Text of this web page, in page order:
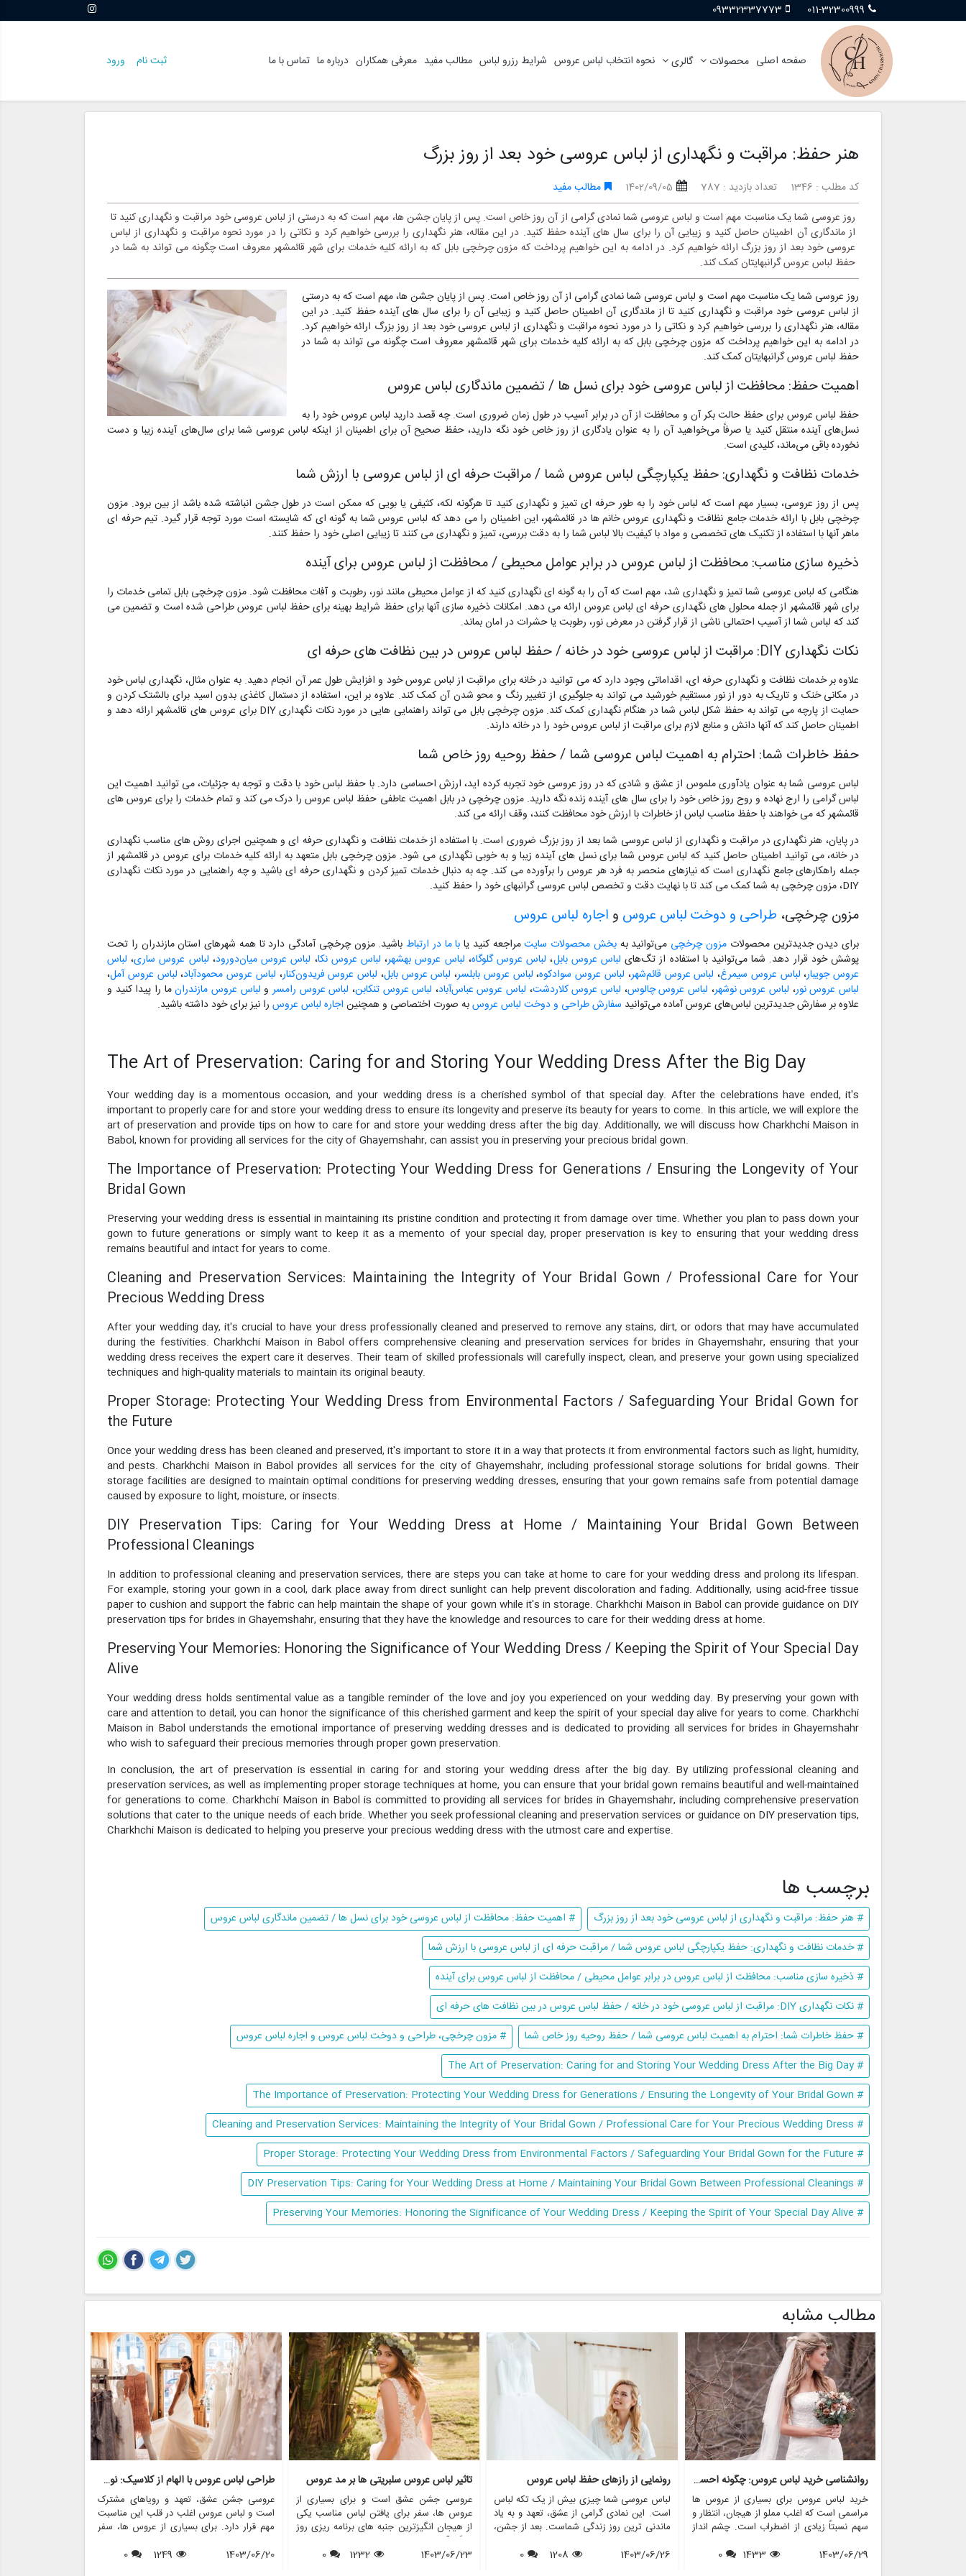
011-32300999
09332337773
ثبت نام ورود صفحه اصلی محصولات گالری نحوه انتخاب لباس عروس شرایط رزرو لباس مطالب مفید معرفی همکاران درباره ما تماس با ما
هنر حفظ: مراقبت و نگهداری از لباس عروسی خود بعد از روز بزرگ
کد مطلب : 1346 تعداد بازدید : 787 1402/09/05
مطالب مفید
روز عروسی شما یک مناسبت مهم است و لباس عروسی شما نمادی گرامی از آن روز خاص است. پس از پایان جشن ها، مهم است که به درستی از لباس عروسی خود مراقبت و نگهداری کنید تا
از ماندگاری آن اطمینان حاصل کنید و زیبایی آن را برای سال های آینده حفظ کنید. در این مقاله، هنر نگهداری را بررسی خواهیم کرد و نکاتی را در مورد نحوه مراقبت و نگهداری از لباس
عروسی خود بعد از روز بزرگ ارائه خواهیم کرد. در ادامه به این خواهیم پرداخت که مزون چرخچی بابل که به ارائه کلیه خدمات برای شهر قائمشهر معروف است چگونه می تواند به شما در
حفظ لباس عروس گرانبهایتان کمک کند.
روز عروسی شما یک مناسبت مهم است و لباس عروسی شما نمادی گرامی از آن روز خاص است. پس از پایان جشن ها، مهم است که به درستی
از لباس عروسی خود مراقبت و نگهداری کنید تا از ماندگاری آن اطمینان حاصل کنید و زیبایی آن را برای سال های آینده حفظ کنید. در این
مقاله، هنر نگهداری را بررسی خواهیم کرد و نکاتی را در مورد نحوه مراقبت و نگهداری از لباس عروسی خود بعد از روز بزرگ ارائه خواهیم کرد.
در ادامه به این خواهیم پرداخت که مزون چرخچی بابل که به ارائه کلیه خدمات برای شهر قائمشهر معروف است چگونه می تواند به شما در
حفظ لباس عروس گرانبهایتان کمک کند.
اهمیت حفظ: محافظت از لباس عروسی خود برای نسل ها / تضمین ماندگاری لباس عروس
حفظ لباس عروس برای حفظ حالت بکر آن و محافظت از آن در برابر آسیب در طول زمان ضروری است. چه قصد دارید لباس عروس خود را به
نسل‌های آینده منتقل کنید یا صرفاً می‌خواهید آن را به عنوان یادگاری از روز خاص خود نگه دارید، حفظ صحیح آن برای اطمینان از اینکه لباس عروسی شما برای سال‌های آینده زیبا و دست
نخورده باقی می‌ماند، کلیدی است.
خدمات نظافت و نگهداری: حفظ یکپارچگی لباس عروس شما / مراقبت حرفه ای از لباس عروسی با ارزش شما
پس از روز عروسی، بسیار مهم است که لباس خود را به طور حرفه ای تمیز و نگهداری کنید تا هرگونه لکه، کثیفی یا بویی که ممکن است در طول جشن انباشته شده باشد از بین برود. مزون
چرخچی بابل با ارائه خدمات جامع نظافت و نگهداری عروس خانم ها در قائمشهر، این اطمینان را می دهد که لباس عروس شما به گونه ای که شایسته است مورد توجه قرار گیرد. تیم حرفه ای
ماهر آنها با استفاده از تکنیک های تخصصی و مواد با کیفیت بالا لباس شما را به دقت بررسی، تمیز و نگهداری می کنند تا زیبایی اصلی خود را حفظ کنند.
ذخیره سازی مناسب: محافظت از لباس عروس در برابر عوامل محیطی / محافظت از لباس عروس برای آینده
هنگامی که لباس عروسی شما تمیز و نگهداری شد، مهم است که آن را به گونه ای نگهداری کنید که از عوامل محیطی مانند نور، رطوبت و آفات محافظت شود. مزون چرخچی بابل تمامی خدمات را
برای شهر قائمشهر از جمله محلول های نگهداری حرفه ای لباس عروس ارائه می دهد. امکانات ذخیره سازی آنها برای حفظ شرایط بهینه برای حفظ لباس عروس طراحی شده است و تضمین می
کند که لباس شما از آسیب احتمالی ناشی از قرار گرفتن در معرض نور، رطوبت یا حشرات در امان بماند.
نکات نگهداری DIY: مراقبت از لباس عروسی خود در خانه / حفظ لباس عروس در بین نظافت های حرفه ای
علاوه بر خدمات نظافت و نگهداری حرفه ای، اقداماتی وجود دارد که می توانید در خانه برای مراقبت از لباس عروس خود و افزایش طول عمر آن انجام دهید. به عنوان مثال، نگهداری لباس خود
در مکانی خنک و تاریک به دور از نور مستقیم خورشید می تواند به جلوگیری از تغییر رنگ و محو شدن آن کمک کند. علاوه بر این، استفاده از دستمال کاغذی بدون اسید برای بالشتک کردن و
حمایت از پارچه می تواند به حفظ شکل لباس شما در هنگام نگهداری کمک کند. مزون چرخچی بابل می تواند راهنمایی هایی در مورد نکات نگهداری DIY برای عروس های قائمشهر ارائه دهد و
اطمینان حاصل کند که آنها دانش و منابع لازم برای مراقبت از لباس عروس خود را در خانه دارند.
حفظ خاطرات شما: احترام به اهمیت لباس عروسی شما / حفظ روحیه روز خاص شما
لباس عروسی شما به عنوان یادآوری ملموس از عشق و شادی که در روز عروسی خود تجربه کرده اید، ارزش احساسی دارد. با حفظ لباس خود با دقت و توجه به جزئیات، می توانید اهمیت این
لباس گرامی را ارج نهاده و روح روز خاص خود را برای سال های آینده زنده نگه دارید. مزون چرخچی در بابل اهمیت عاطفی حفظ لباس عروس را درک می کند و تمام خدمات را برای عروس های
قائمشهر که می خواهند با حفظ مناسب لباس از خاطرات با ارزش خود محافظت کنند، وقف ارائه می کند.
در پایان، هنر نگهداری در مراقبت و نگهداری از لباس عروسی شما بعد از روز بزرگ ضروری است. با استفاده از خدمات نظافت و نگهداری حرفه ای و همچنین اجرای روش های مناسب نگهداری
در خانه، می توانید اطمینان حاصل کنید که لباس عروس شما برای نسل های آینده زیبا و به خوبی نگهداری می شود. مزون چرخچی بابل متعهد به ارائه کلیه خدمات برای عروس در قائمشهر از
جمله راهکارهای جامع نگهداری است که نیازهای منحصر به فرد هر عروس را برآورده می کند. چه به دنبال خدمات تمیز کردن و نگهداری حرفه ای باشید و چه راهنمایی در مورد نکات نگهداری
DIY، مزون چرخچی به شما کمک می کند تا با نهایت دقت و تخصص لباس عروسی گرانبهای خود را حفظ کنید.
مزون چرخچی، طراحی و دوخت لباس عروس و اجاره لباس عروس
برای دیدن جدیدترین محصولات مزون چرخچی می‌توانید بهبخش محصولات سایتمراجعه کنید یا با ما در ارتباط باشید. مزون چرخچی آمادگی دارد تا همه شهرهای استان مازندران را تحت
پوشش خود قرار دهد. شما می‌توانید با استفاده از تگ‌های لباس عروس بابل، لباس عروس گلوگاه، لباس عروس بهشهر، لباس عروس نکا، لباس عروس میان‌دورود، لباس عروس ساری، لباس
عروس جویبار، لباس عروس سیمرغ، لباس عروس قائم‌شهر، لباس عروس سوادکوه، لباس عروس بابلسر، لباس عروس بابل، لباس عروس فریدون‌کنار، لباس عروس محمودآباد، لباس عروس آمل،
لباس عروس نور، لباس عروس نوشهر، لباس عروس چالوس، لباس عروس کلاردشت، لباس عروس عباس‌آباد، لباس عروس تنکابن، لباس عروس رامسرو لباس عروس مازندرانما را پیدا کنید و
علاوه بر سفارش جدیدترین لباس‌های عروس آماده می‌توانید سفارش طراحی و دوخت لباس عروسبه صورت اختصاصی و همچنین اجاره لباس عروس را نیز برای خود داشته باشید.
The Art of Preservation: Caring for and Storing Your Wedding Dress After the Big Day
Your wedding day is a momentous occasion, and your wedding dress is a cherished symbol of that special day. After the celebrations have ended, it's
important to properly care for and store your wedding dress to ensure its longevity and preserve its beauty for years to come. In this article, we will explore the
art of preservation and provide tips on how to care for and store your wedding dress after the big day. Additionally, we will discuss how Charkhchi Maison in
Babol, known for providing all services for the city of Ghayemshahr, can assist you in preserving your precious bridal gown.
The Importance of Preservation: Protecting Your Wedding Dress for Generations / Ensuring the Longevity of Your
Bridal Gown
Preserving your wedding dress is essential in maintaining its pristine condition and protecting it from damage over time. Whether you plan to pass down your
gown to future generations or simply want to keep it as a memento of your special day, proper preservation is key to ensuring that your wedding dress
remains beautiful and intact for years to come.
Cleaning and Preservation Services: Maintaining the Integrity of Your Bridal Gown / Professional Care for Your
Precious Wedding Dress
After your wedding day, it's crucial to have your dress professionally cleaned and preserved to remove any stains, dirt, or odors that may have accumulated
during the festivities. Charkhchi Maison in Babol offers comprehensive cleaning and preservation services for brides in Ghayemshahr, ensuring that your
wedding dress receives the expert care it deserves. Their team of skilled professionals will carefully inspect, clean, and preserve your gown using specialized
techniques and high-quality materials to maintain its original beauty.
Proper Storage: Protecting Your Wedding Dress from Environmental Factors / Safeguarding Your Bridal Gown for
the Future
Once your wedding dress has been cleaned and preserved, it's important to store it in a way that protects it from environmental factors such as light, humidity,
and pests. Charkhchi Maison in Babol provides all services for the city of Ghayemshahr, including professional storage solutions for bridal gowns. Their
storage facilities are designed to maintain optimal conditions for preserving wedding dresses, ensuring that your gown remains safe from potential damage
caused by exposure to light, moisture, or insects.
DIY Preservation Tips: Caring for Your Wedding Dress at Home / Maintaining Your Bridal Gown Between
Professional Cleanings
In addition to professional cleaning and preservation services, there are steps you can take at home to care for your wedding dress and prolong its lifespan.
For example, storing your gown in a cool, dark place away from direct sunlight can help prevent discoloration and fading. Additionally, using acid-free tissue
paper to cushion and support the fabric can help maintain the shape of your gown while it's in storage. Charkhchi Maison in Babol can provide guidance on DIY
preservation tips for brides in Ghayemshahr, ensuring that they have the knowledge and resources to care for their wedding dress at home.
Preserving Your Memories: Honoring the Significance of Your Wedding Dress / Keeping the Spirit of Your Special Day
Alive
Your wedding dress holds sentimental value as a tangible reminder of the love and joy you experienced on your wedding day. By preserving your gown with
care and attention to detail, you can honor the significance of this cherished garment and keep the spirit of your special day alive for years to come. Charkhchi
Maison in Babol understands the emotional importance of preserving wedding dresses and is dedicated to providing all services for brides in Ghayemshahr
who wish to safeguard their precious memories through proper gown preservation.
In conclusion, the art of preservation is essential in caring for and storing your wedding dress after the big day. By utilizing professional cleaning and
preservation services, as well as implementing proper storage techniques at home, you can ensure that your bridal gown remains beautiful and well-maintained
for generations to come. Charkhchi Maison in Babol is committed to providing all services for brides in Ghayemshahr, including comprehensive preservation
solutions that cater to the unique needs of each bride. Whether you seek professional cleaning and preservation services or guidance on DIY preservation tips,
Charkhchi Maison is dedicated to helping you preserve your precious wedding dress with the utmost care and expertise.
برچسب ها
# هنر حفظ: مراقبت و نگهداری از لباس عروسی خود بعد از روز بزرگ
# اهمیت حفظ: محافظت از لباس عروسی خود برای نسل ها / تضمین ماندگاری لباس عروس
# خدمات نظافت و نگهداری: حفظ یکپارچگی لباس عروس شما / مراقبت حرفه ای از لباس عروسی با ارزش شما
# ذخیره سازی مناسب: محافظت از لباس عروس در برابر عوامل محیطی / محافظت از لباس عروس برای آینده
# نکات نگهداری DIY: مراقبت از لباس عروسی خود در خانه / حفظ لباس عروس در بین نظافت های حرفه ای
# حفظ خاطرات شما: احترام به اهمیت لباس عروسی شما / حفظ روحیه روز خاص شما
# مزون چرخچی، طراحی و دوخت لباس عروس و اجاره لباس عروس
# The Art of Preservation: Caring for and Storing Your Wedding Dress After the Big Day
# The Importance of Preservation: Protecting Your Wedding Dress for Generations / Ensuring the Longevity of Your Bridal Gown
# Cleaning and Preservation Services: Maintaining the Integrity of Your Bridal Gown / Professional Care for Your Precious Wedding Dress
# Proper Storage: Protecting Your Wedding Dress from Environmental Factors / Safeguarding Your Bridal Gown for the Future
# DIY Preservation Tips: Caring for Your Wedding Dress at Home / Maintaining Your Bridal Gown Between Professional Cleanings
# Preserving Your Memories: Honoring the Significance of Your Wedding Dress / Keeping the Spirit of Your Special Day Alive
مطالب مشابه
روانشناسی خرید لباس عروس: چگونه احساسات بر تصمیم گیری تأثیر می گذارد
خرید لباس عروس برای بسیاری از عروس ها
مراسمی است که اغلب مملو از هیجان، انتظار و
سهم نسبتاً زیادی از اضطراب است. چشم انداز
توجهی بر تصمیم گیری تأثیر بگذارد و منجر به
1403/06/29
1433
0
رونمایی از رازهای حفظ لباس عروس
لباس عروسی شما چیزی بیش از یک تکه لباس
است. این نمادی گرامی از عشق، تعهد و به یاد
ماندنی ترین روز زندگی شماست. بعد از جشن،
می شوند که با لباس عروسم چه کنم؟ در حالی
1403/06/26
1208
0
تاثیر لباس عروس سلبریتی ها بر مد عروس
عروسی جشن عشق است و برای بسیاری از
عروس ها، سفر برای یافتن لباس مناسب یکی
از هیجان انگیزترین جنبه های برنامه ریزی روز
بزرگ آنهاست. در طول سال ها، عروسی های
افراد مشهور نقش مهمی در شکل دهی به روند
1403/06/23
1232
0
طراحی لباس عروس با الهام از کلاسیک: نوستالژی با مدرنیته روبرو می شود
عروسی جشن عشق، تعهد و رویاهای مشترک
است و لباس عروس اغلب در قلب این مناسبت
مهم قرار دارد. برای بسیاری از عروس ها، سفر
انتظار است. در سال های اخیر، محبوبیت لباس
1403/06/20
1249
0